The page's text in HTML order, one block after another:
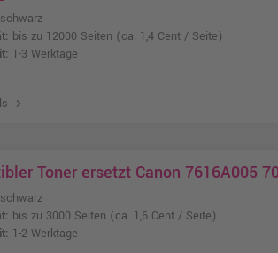
schwarz
bis zu 12000 Seiten (ca. 1,4 Cent / Seite)
1-3 Werktage
chevron_right
Toner ersetzt Canon 7616A005
schwarz
bis zu 3000 Seiten (ca. 1,6 Cent / Seite)
1-2 Werktage